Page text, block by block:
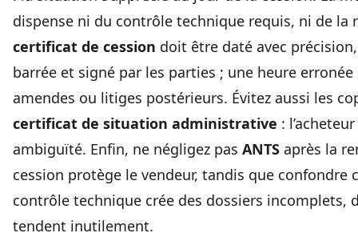
dispense ni du contrôle technique requis, ni de la
certificat de cession doit être daté avec
barrée et signé par les parties ; une heure
amendes ou litiges postérieurs. Évitez aussi les
certificat de situation administrative :
ambiguïté. Enfin, ne négligez pas ANTS après la
cession protège le vendeur, tandis que confondre
contrôle technique crée des dossiers incomplets,
tendent inutilement.